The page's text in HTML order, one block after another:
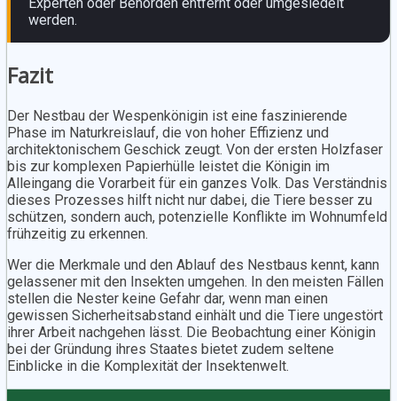
Experten oder Behörden entfernt oder umgesiedelt
werden.
Fazit
Der Nestbau der Wespenkönigin ist eine faszinierende
Phase im Naturkreislauf, die von hoher Effizienz und
architektonischem Geschick zeugt. Von der ersten Holzfaser
bis zur komplexen Papierhülle leistet die Königin im
Alleingang die Vorarbeit für ein ganzes Volk. Das Verständnis
dieses Prozesses hilft nicht nur dabei, die Tiere besser zu
schützen, sondern auch, potenzielle Konflikte im Wohnumfeld
frühzeitig zu erkennen.
Wer die Merkmale und den Ablauf des Nestbaus kennt, kann
gelassener mit den Insekten umgehen. In den meisten Fällen
stellen die Nester keine Gefahr dar, wenn man einen
gewissen Sicherheitsabstand einhält und die Tiere ungestört
ihrer Arbeit nachgehen lässt. Die Beobachtung einer Königin
bei der Gründung ihres Staates bietet zudem seltene
Einblicke in die Komplexität der Insektenwelt.